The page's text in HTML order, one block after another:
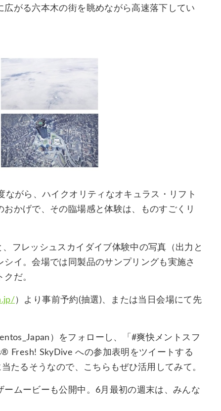
がる六本木の街を眺めながら高速落下してい
がら、ハイクオリティなオキュラス・リフト
かげで、その臨場感と体験は、ものすごくリ
フレッシュスカイダイブ体験中の写真（出力と
イ。会場では同製品のサンプリングも実施さ
だ。
）より事前予約(抽選)、または当日会場にて先
）をフォローし、「#爽快メントスフ
Fresh! SkyDive への参加表明をツイートする
たるそうなので、こちらもぜひ活用してみて。
ムービーも公開中。6月最初の週末は、みんな